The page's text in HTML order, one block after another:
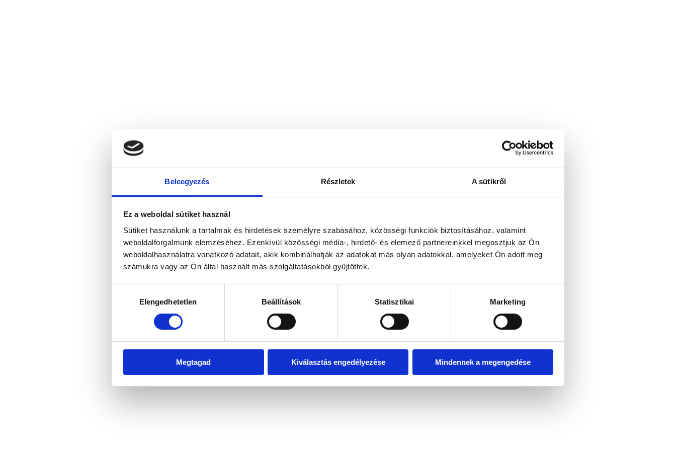
Beleegyezés Részletek A sütikről
Ez a weboldal sütiket használ
Sütiket használunk a tartalmak és hirdetések személyre szabásához, közösségi funkciók biztosításához, valamint
weboldalforgalmunk elemzéséhez. Ezenkívül közösségi média-, hirdető- és elemező partnereinkkel megosztjuk az Ön
weboldalhasználatra vonatkozó adatait, akik kombinálhatják az adatokat más olyan adatokkal, amelyeket Ön adott meg
számukra vagy az Ön által használt más szolgáltatásokból gyűjtöttek.
kiválasztásaElengedhetetlen Beállítások Statisztikai Marketing
Megtagad Kiválasztás engedélyezése Mindennek a megengedése
Application error: a client-side exception has occurred while loadingwww.bicapp.hu (see the browser console for more information)